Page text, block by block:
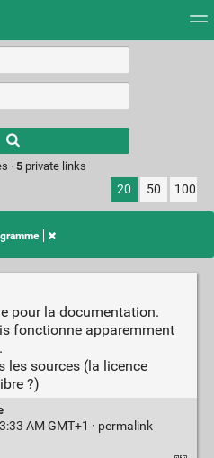
results.
· 5private links
20 50 100
pour la documentation.
fonctionne apparemment
les sources (la licence
?)
AM GMT+1 · permalink